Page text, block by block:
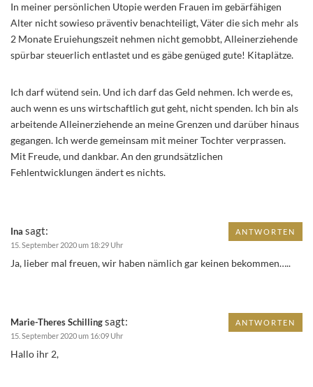
In meiner persönlichen Utopie werden Frauen im gebärfähigen
Alter nicht sowieso präventiv benachteiligt, Väter die sich mehr als
2 Monate Eruiehungszeit nehmen nicht gemobbt, Alleinerziehende
spürbar steuerlich entlastet und es gäbe genüged gute! Kitaplätze.
Ich darf wütend sein. Und ich darf das Geld nehmen. Ich werde es,
auch wenn es uns wirtschaftlich gut geht, nicht spenden. Ich bin als
arbeitende Alleinerziehende an meine Grenzen und darüber hinaus
gegangen. Ich werde gemeinsam mit meiner Tochter verprassen.
Mit Freude, und dankbar. An den grundsätzlichen
Fehlentwicklungen ändert es nichts.
Ina sagt:
15. September 2020 um 18:29 Uhr
Ja, lieber mal freuen, wir haben nämlich gar keinen bekommen…..
ANTWORTEN
Marie-Theres Schillingsagt:
15. September 2020 um 16:09 Uhr
Hallo ihr 2,
ANTWORTEN